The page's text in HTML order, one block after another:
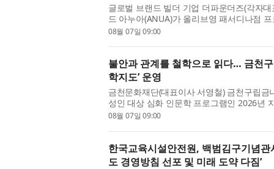
글로벌 브랜드 빌더 기업 더파운더즈(각자
드 아누아(ANUA)가 올리브영 패서디나점
드 경험 다각화에 나선다. 아누아는 ...
08월 07일 09:00
불안과 관계를 철학으로 읽다… 금천
학지도’ 운영
금천문화재단(대표이사 서영철) 금천구립
성인 대상 심화 인문학 프로그램인 2026년
다고 밝혔다. ‘지혜학교’는 문화체...
08월 07일 09:00
한국교육시설안전원, 백범김구기념
도 경영방침 선포 및 미래 도약 다짐’